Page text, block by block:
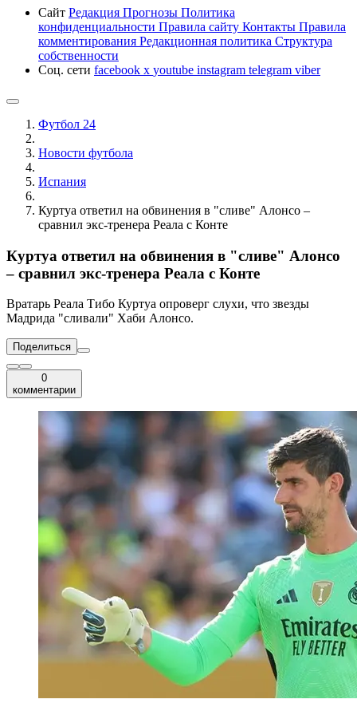
Сайт Редакция Прогнозы Политика
конфиденциальности Правила сайту Контакты Правила
комментирования Редакционная политика Структура
собственности
Соц. сети facebook x youtube instagram telegram viber
Футбол 24
Новости футбола
Испания
Куртуа ответил на обвинения в "сливе" Алонсо –
сравнил экс-тренера Реала с Конте
Куртуа ответил на обвинения в "сливе" Алонсо
– сравнил экс-тренера Реала с Конте
Вратарь Реала Тибо Куртуа опроверг слухи, что звезды
Мадрида "сливали" Хаби Алонсо.
Поделиться
0
комментарии